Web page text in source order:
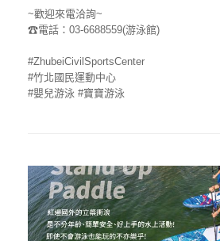
~歡迎來電洽詢~
☎電話：03-6688559(游泳館)
#ZhubeiCivilSportsCenter
#竹北國民運動中心
#嬰兒游泳 #寶寶游泳